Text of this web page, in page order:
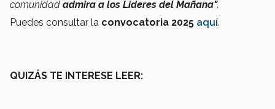
comunidad admira a los Líderes del Mañana".
Puedes consultar la convocatoria 2025 aquí.
QUIZÁS TE INTERESE LEER: